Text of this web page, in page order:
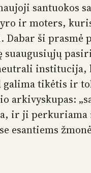
santuokos
ir moters,
Dabar ši
suaugusiųjų
institucija,
galima tikėtis ir
arkivyskupas:
ir ji
esantiems